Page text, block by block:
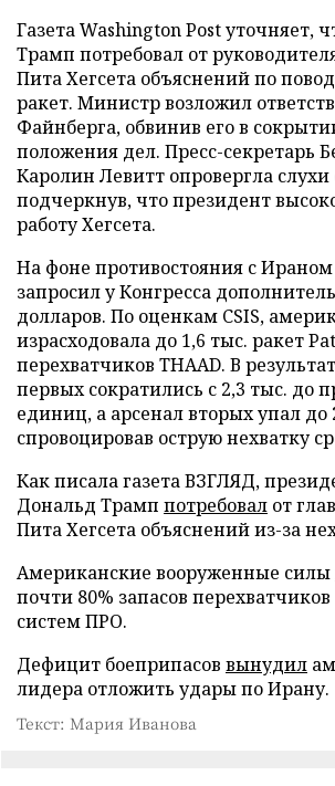
Газета Washington Post уточняет,
Трамп потребовал от
Пита Хегсета объяснений по
ракет. Министр возложил
Файнберга, обвинив его в
положения дел. Пресс-секретарь
Каролин Левитт опровергла
подчеркнув, что президент
работу Хегсета.
На фоне противостояния с
запросил у Конгресса
долларов. По оценкам CSIS,
израсходовала до 1,6 тыс. ракет
перехватчиков THAAD. В
первых сократились с 2,3 тыс. до
единиц, а арсенал вторых упал до
спровоцировав острую нехватку
Как писала газета ВЗГЛЯД,
Дональд Трамп потребовал от
Пита Хегсета объяснений из-за
Американские вооруженные силы
почти 80% запасов
систем ПРО.
Дефицит боеприпасов вынудил
лидера отложить удары по Ирану.
Текст: Мария Иванова